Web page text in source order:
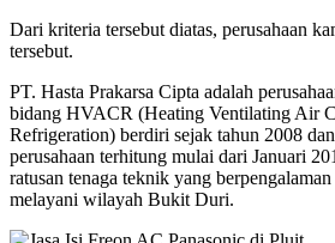
Dari kriteria tersebut diatas, perusahaan
tersebut.
PT. Hasta Prakarsa Cipta adalah
bidang HVACR (Heating Ventilating Air
Refrigeration) berdiri sejak tahun 2008
perusahaan terhitung mulai dari Januari
ratusan tenaga teknik yang
melayani wilayah Bukit Duri.